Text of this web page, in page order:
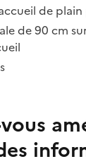
de plain
de 90 cm